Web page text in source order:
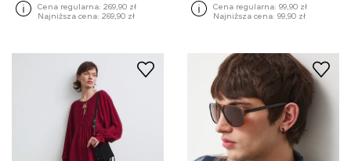
Cena regularna: 269,90 zł
Najniższa cena: 269,90 zł
Cena regularna: 99,90 zł
Najniższa cena: 99,90 zł